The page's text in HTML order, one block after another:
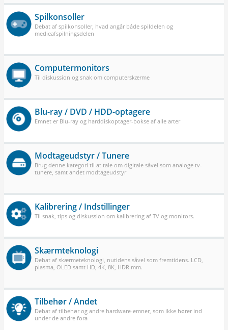
Spilkonsoller
Debat af spilkonsoller, hvad angår både spildelen og
medieafspilningsdelen
Computermonitors
Til diskussion og snak om computerskærme
Blu-ray / DVD / HDD-optagere
Emnet er Blu-ray og harddiskoptager-bokse af alle arter
Modtageudstyr / Tunere
Brug denne kategori til at tale om digitale såvel som analoge tv-
tunere, samt andet modtageudstyr
Kalibrering / Indstillinger
Til snak, tips og diskussion om kalibrering af TV og monitors.
Skærmteknologi
Debat af skærmeteknologi, nutidens såvel som fremtidens. LCD,
plasma, OLED samt HD, 4K, 8K, HDR mm.
Tilbehør / Andet
Debat af tilbehør og andre hardware-emner, som ikke hører ind
under de andre fora